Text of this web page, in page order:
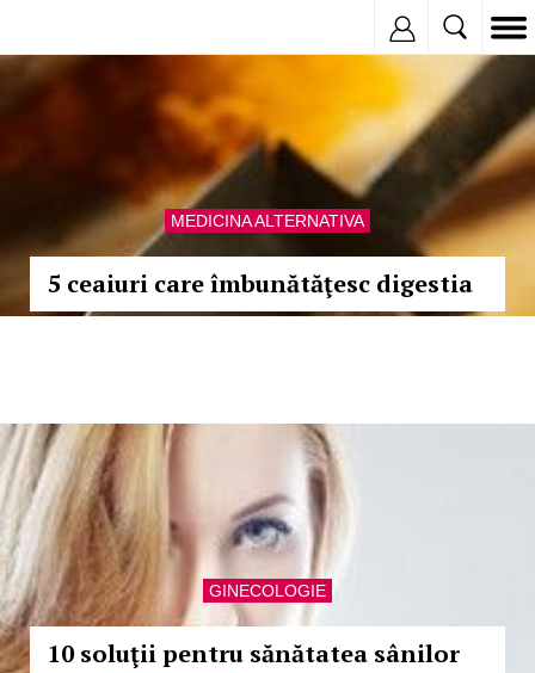
MEDICINA ALTERNATIVA
5 ceaiuri care îmbunătăţesc digestia
GINECOLOGIE
10 soluţii pentru sănătatea sânilor